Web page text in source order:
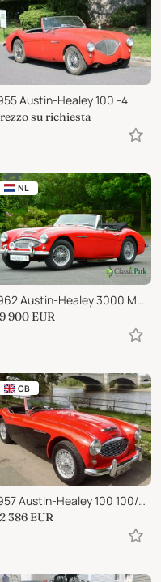
Austin-Healey 100 -4
su richiesta
NL
1962 Austin-Healey 3000 Mark II
900 EUR
GB
1957 Austin-Healey 100 100/6 (BN4)
386 EUR